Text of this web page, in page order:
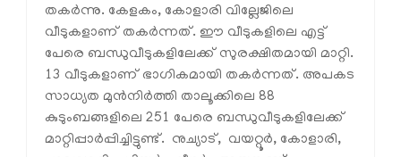
തകര്‍ന്നു. കേളകം, കോളാരി വില്ലേജിലെ
വീടുകളാണ് തകര്‍ന്നത്. ഈ വീടുകളിലെ എട്ട്
പേരെ ബന്ധുവീടുകളിലേക്ക് സുരക്ഷിതമായി മാറ്റി.
13 വീടുകളാണ് ഭാഗികമായി തകര്‍ന്നത്. അപകട
സാധ്യത മുന്‍നിര്‍ത്തി താലൂക്കിലെ 88
കുടുംബങ്ങളിലെ 251 പേരെ ബന്ധുവീടുകളിലേക്ക്
മാറ്റിപ്പാര്‍പ്പിച്ചിട്ടുണ്ട്. നുച്യാട്, വയറ്റൂര്‍, കോളാരി,